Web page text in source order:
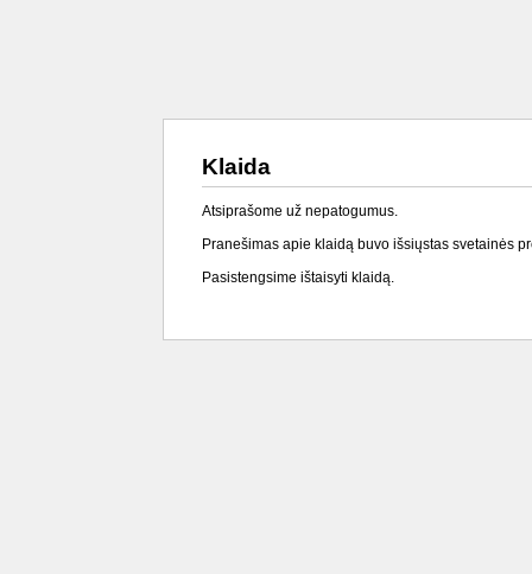
Klaida
Atsiprašome už nepatogumus.
Pranešimas apie klaidą buvo išsiųstas svetainės
Pasistengsime ištaisyti klaidą.